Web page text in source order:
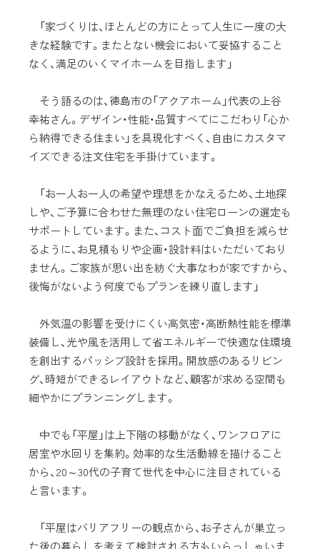
「家づくりは、ほとんどの方にとって人生に一度の大
きな経験です。またとない機会において妥協すること
なく、満足のいくマイホームを目指します」
そう語るのは、徳島市の「アクアホーム」代表の上谷
幸祐さん。デザイン・性能・品質すべてにこだわり「心か
ら納得できる住まい」を具現化すべく、自由にカスタマ
イズできる注文住宅を手掛けています。
「お一人お一人の希望や理想をかなえるため、土地探
しや、ご予算に合わせた無理のない住宅ローンの選定も
サポートしています。また、コスト面でご負担を減らせ
るように、お見積もりや企画・設計料はいただいており
ません。ご家族が思い出を紡ぐ大事なわが家ですから、
後悔がないよう何度でもプランを練り直します」
外気温の影響を受けにくい高気密・高断熱性能を標準
装備し、光や風を活用して省エネルギーで快適な住環境
を創出するパッシブ設計を採用。開放感のあるリビン
グ、時短ができるレイアウトなど、顧客が求める空間も
細やかにプランニングします。
中でも「平屋」は上下階の移動がなく、ワンフロアに
居室や水回りを集約。効率的な生活動線を描けること
から、20～30代の子育て世代を中心に注目されている
と言います。
「平屋はバリアフリーの観点から、お子さんが巣立っ
た後の暮らしを考えて検討される方もいらっしゃいま